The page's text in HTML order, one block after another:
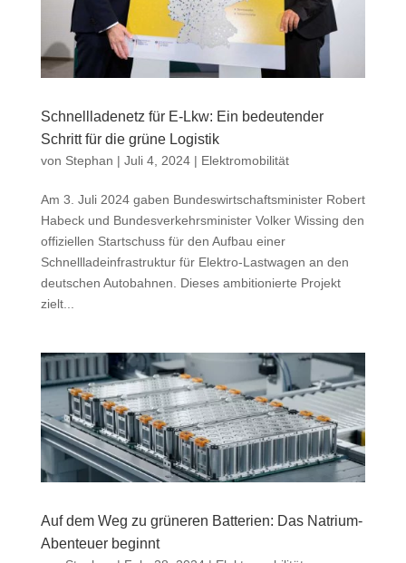
Schnellladenetz für E-Lkw: Ein bedeutender
Schritt für die grüne Logistik
von Stephan | Juli 4, 2024| Elektromobilität
Am 3. Juli 2024 gaben Bundeswirtschaftsminister Robert
Habeck und Bundesverkehrsminister Volker Wissing den
offiziellen Startschuss für den Aufbau einer
Schnellladeinfrastruktur für Elektro-Lastwagen an den
deutschen Autobahnen. Dieses ambitionierte Projekt
zielt...
Auf dem Weg zu grüneren Batterien: Das Natrium-
Abenteuer beginnt